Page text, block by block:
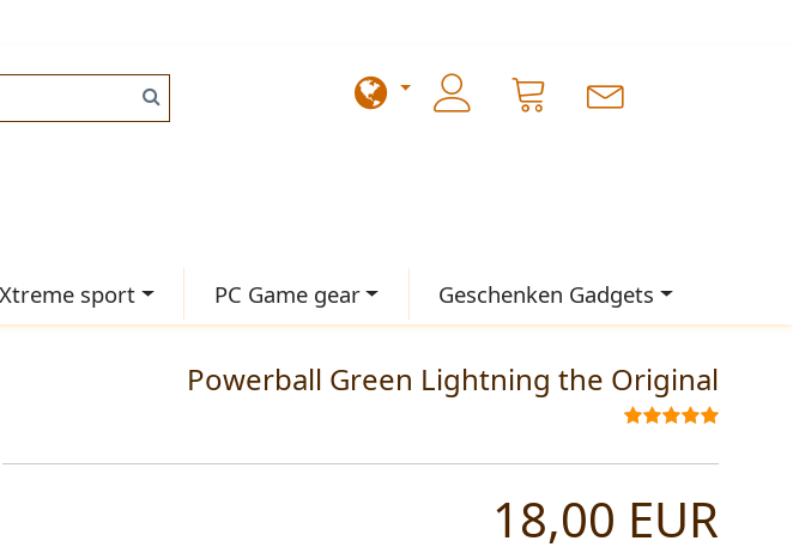
sport PC Game gear Geschenken Gadgets
Powerball Green Lightning the Original
18,00 EUR